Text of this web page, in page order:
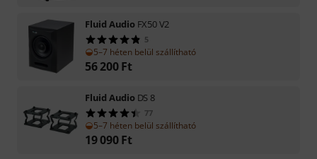
Fluid Audio FX50 V2
5
5–7 héten belül szállítható
56 200 Ft
Fluid Audio DS 8
77
5–7 héten belül szállítható
19 090 Ft